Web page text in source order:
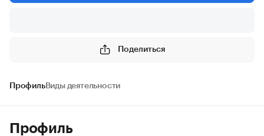
Поделиться
ПрофильВиды деятельности
Профиль